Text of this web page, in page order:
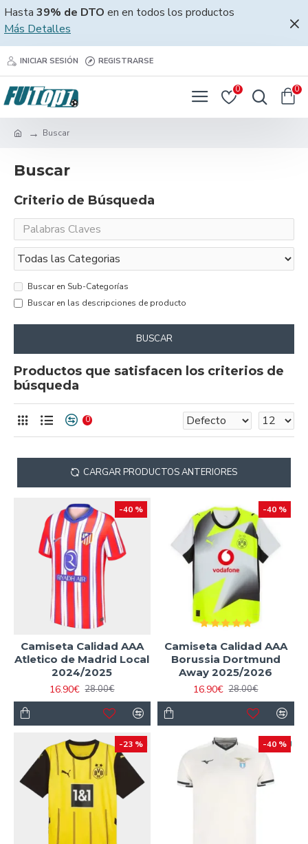
Hasta 39% de DTO en en todos los productos
Más Detalles
INICIAR SESIÓN REGISTRARSE
0 0
Buscar
Buscar
Criterio de Búsqueda
Buscar en Sub-Categorías
Buscar en las descripciones de producto
BUSCAR
Productos que satisfacen los criterios de
búsqueda
0
CARGAR PRODUCTOS ANTERIORES
-40 %
Camiseta Calidad AAA
Atletico de Madrid Local
2024/2025
16.90€ 28.00€
-40 %
Camiseta Calidad AAA
Borussia Dortmund
Away 2025/2026
16.90€ 28.00€
-23 % -40 %